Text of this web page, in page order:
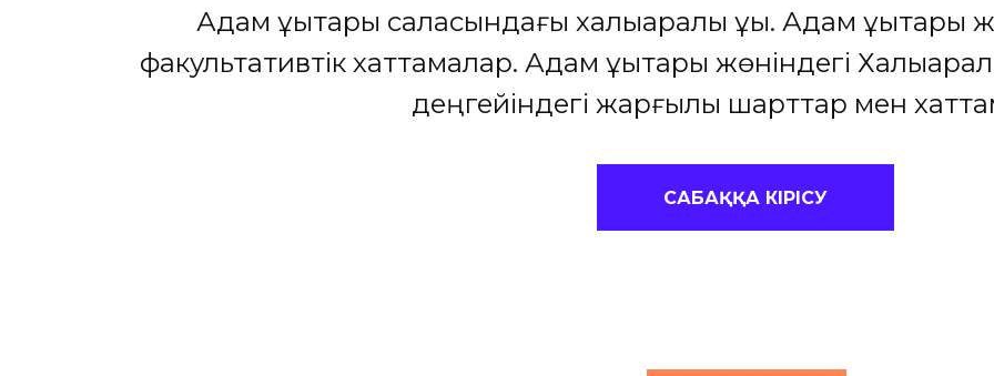
Адам құқықтары саласындағы халықаралық құқық. Адам
факультативтік хаттамалар. Адам құқықтары жөніндегі
деңгейіндегі жарғылық шарттар мен
САБАҚҚА КІРІСУ